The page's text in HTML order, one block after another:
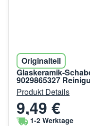
Originalteil
Glaskeramik-
9029865327
Produkt Details
9,49 €
1-2 Werktage